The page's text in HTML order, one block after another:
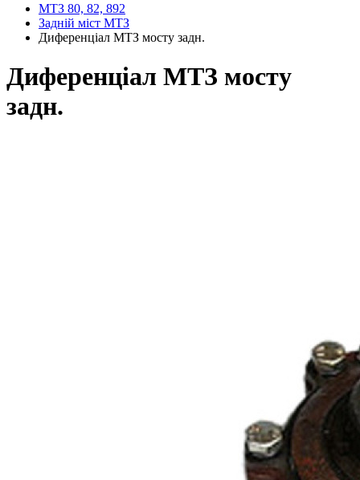
МТЗ 80, 82, 892
Задній міст МТЗ
Диференціал МТЗ мосту задн.
Диференціал МТЗ мосту
задн.